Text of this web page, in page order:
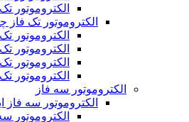
الکتروموتور
الکتروموتور تک فاز
الکتروموتور
الکتروموتور
الکتروموتور
الکتروموتور
الکتروموتور سه فاز
الکتروموتور سه فاز
الکتروموتور